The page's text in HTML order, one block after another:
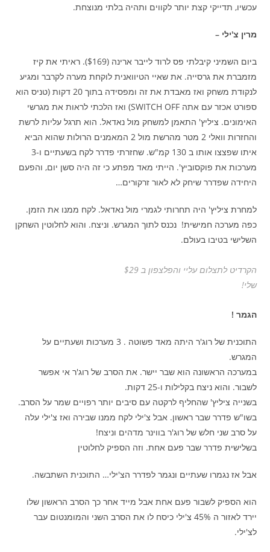
עכשיו, תדייקי קצת יותר לקווים ותהיה בלתי מנוצחת.
מרין צ'ילי –
ביום השמיני קיבלתי פס לרוד לייבר ארינה ($169). ראיתי את קיז
מזמברת את גרסייה. את שאיי הטיוואנית לוקחת מערה לקרבר ומגיע
לנקודת משחק ואז מאבדת את זה ומפסידה בתוך 20 דקות (טניס הוא
ספורט אכזר עם אתה SWITCH OFF) ואז הלכתי לראות את מגרשי
האימונים. ציליץ' התאמן למשחק מול נאדאל. הוא תרגל עליות לרשת
והחזרות וואלי 2 מטר מהרשת מול 2 המאמנים הרולות שהוא הביא
איתו שפצצו אותו ב 130 קמ"ש. שחזרתי פדרר לקח בשעתיים ו-3
מערכות את פוקסוביץ'. הייתי מאד מפתע כי זה היה סשן יום, והפעם
היחידה שפדרר שיחק לא לאור זרקורים…
למחרת ציליץ' היה תחרותי לגמרי מול נאדאל. לקח ממנו את הזמן.
כפה מערכה חמישית! נכנס לתוך המגרש. וניצח. והוא לחלוטין השחקן
השלישי בטיבו בעולם.
הקרדיט לתצלום עליי והפלצפון ב $29
שלי!
הגמר !
התוכנית של רוג'ר היתה מאד פשוטה . 3 מערכות ושעתיים על
המגרש.
במערכה הראשונה הוא שבר יישר. את הסרב של רוג'ר אי אפשר
לשבור. והוא ניצח בקלילות ו-25 דקות.
בשנייה ציליץ' שהחליף לרקטה עם סיבים יותר רפויים שמר על הסרב.
בשו"ש פדרר שבר ראשון. אבל צ'ילי לקח ממנו שבירה ואז צ'ילי עלה
על סרב שני חלש של רוג'ר בווינר מדהים וניצח!
בשלישית פדרר שבר פעם אחת. וזה הספיק לחלוטין
אבל אז נגמרו שעתיים ונגמר לפדרר הצ'ילי… התוכנית השתבשה.
הוא הספיק לשבור פעם אחת אבל מייד אחר כך הסרב הראשון שלו
יירד לאזור ה 45% צ'ילי כיסח לו את הסרב השני והמומנטום עבר
לצ'ילי.